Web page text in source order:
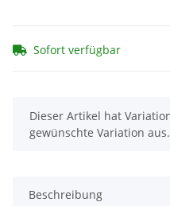
Sofort verfügbar
x
Dieser Artikel hat
gewünschte Variation aus.
Beschreibung